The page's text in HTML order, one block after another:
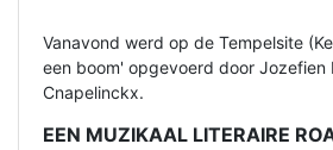
Vanavond werd op de Tempelsite
een boom' opgevoerd door Jozefien
Cnapelinckx.
EEN MUZIKAAL LITERAIRE